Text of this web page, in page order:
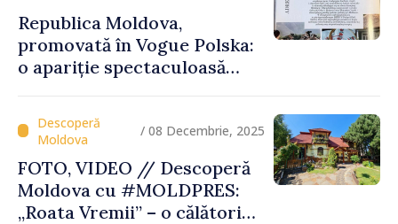
Republica Moldova,
promovată în Vogue Polska:
o apariție spectaculoasă
/ 08 Decembrie, 2025
FOTO, VIDEO // Descoperă
Moldova cu #MOLDPRES:
„Roata Vremii” – o călătorie